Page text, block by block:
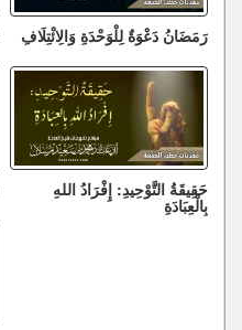
رَمَضَانُ دَعْوَةٌ لِلْوَحْدَةِ وَالِائْتِلَافِ
حَقِيقَةُ التَّوْحِيدِ: إِفْرَادُ اللهِ
بِالْعِبَادَةِ